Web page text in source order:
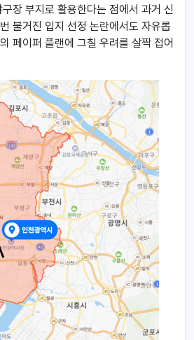
장 부지로 활용한다는 점에서 과거 신
불거진 입지 선정 논란에서도 자유롭
페이퍼 플랜에 그칠 우려를 살짝 접어